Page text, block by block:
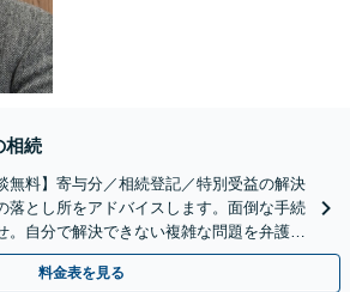
相続
無料】寄与分／相続登記／特別受益の解決
落とし所をアドバイスします。面倒な手続
。自分で解決できない複雑な問題を弁護士
料金表を見る